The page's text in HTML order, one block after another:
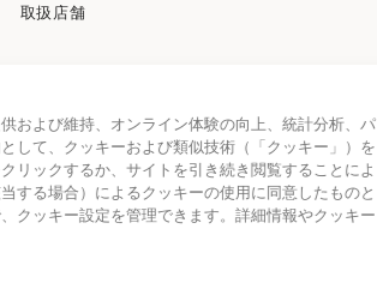
取扱店舗
および維持、オンライン体験の向上、統計分析、パ
して、クッキーおよび類似技術（「クッキー」）を
リックするか、サイトを引き続き閲覧することによ
する場合）によるクッキーの使用に同意したものと
クッキー設定を管理できます。詳細情報やクッキー